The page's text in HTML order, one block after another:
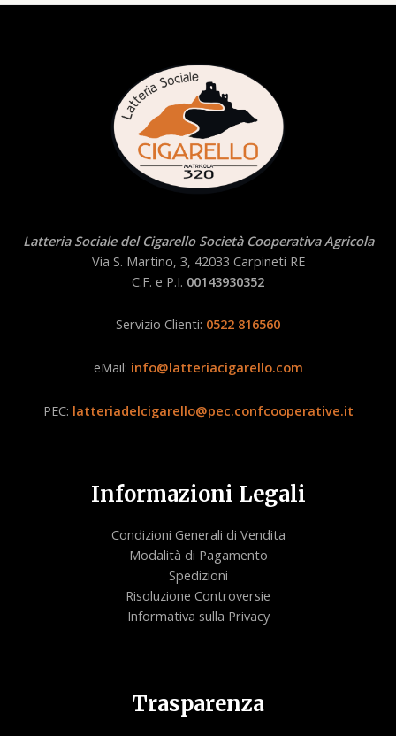
Latteria Sociale del Cigarello Società Cooperativa Agricola
Via S. Martino, 3, 42033 Carpineti RE
C.F. e P.I. 00143930352
Servizio Clienti: 0522 816560
eMail: info@latteriacigarello.com
PEC: latteriadelcigarello@pec.confcooperative.it
Informazioni Legali
Condizioni Generali di Vendita
Modalità di Pagamento
Spedizioni
Risoluzione Controversie
Informativa sulla Privacy
Trasparenza